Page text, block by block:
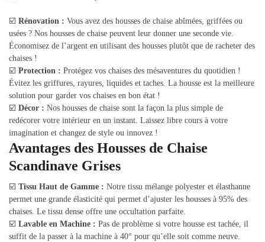
☑️ Rénovation : Vous avez des housses de chaise abîmées, griffées ou
usées ? Nos housses de chaise peuvent leur donner une seconde vie.
Économisez de l’argent en utilisant des housses plutôt que de racheter des
chaises !
☑️ Protection : Protégez vos chaises des mésaventures du quotidien !
Évitez les griffures, rayures, liquides et taches. La housse est la meilleure
solution pour garder vos chaises en bon état !
☑️ Décor : Nos housses de chaise sont la façon la plus simple de
redécorer votre intérieur en un instant. Laissez libre cours à votre
imagination et changez de style ou innovez !
Avantages des Housses de Chaise
Scandinave Grises
☑️ Tissu Haut de Gamme : Notre tissu mélange polyester et élasthanne
permet une grande élasticité qui permet d’ajuster les housses à 95% des
chaises. Le tissu dense offre une occultation parfaite.
☑️ Lavable en Machine : Pas de problème si votre housse est tachée, il
suffit de la passer à la machine à 40° pour qu’elle soit comme neuve.